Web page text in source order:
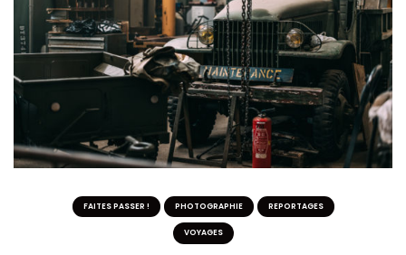
FAITES PASSER ! PHOTOGRAPHIE REPORTAGES
VOYAGES
Portfolio photo
Contact
ME SUIVRE SUR LES RÉSEAUX
Twitter / X
Instagram